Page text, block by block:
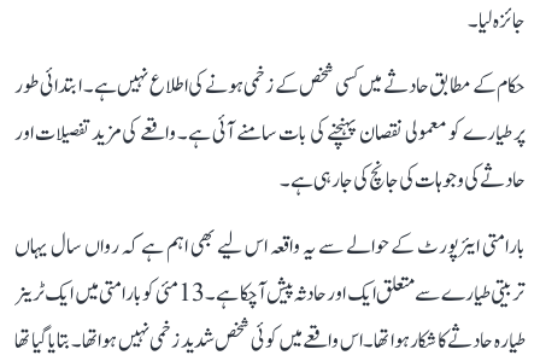
جائزہ لیا۔
حکام کے مطابق حادثے میں کسی شخص کے زخمی ہونے کی اطلاع نہیں ہے۔ ابتدائی طور
پر طیارے کو معمولی نقصان پہنچنے کی بات سامنے آئی ہے۔ واقعے کی مزید تفصیلات اور
حادثے کی وجوہات کی جانچ کی جا رہی ہے۔
بارامتی ایئرپورٹ کے حوالے سے یہ واقعہ اس لیے بھی اہم ہے کہ رواں سال یہاں
تربیتی طیارے سے متعلق ایک اور حادثہ پیش آ چکا ہے۔ 13 مئی کو بارامتی میں ایک ٹرینر
طیارہ حادثے کا شکار ہوا تھا۔ اس واقعے میں کوئی شخص شدید زخمی نہیں ہوا تھا۔ بتایا گیا تھا